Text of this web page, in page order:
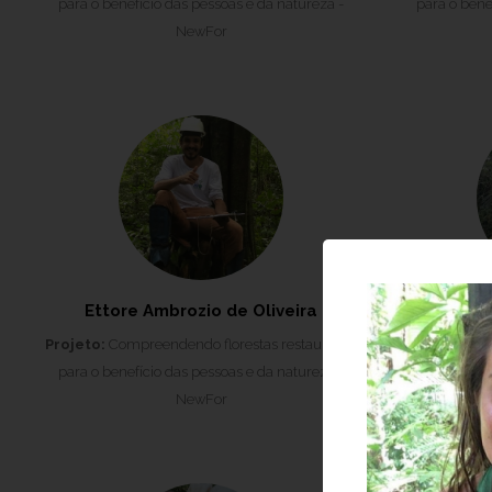
para o benefício das pessoas e da natureza -
NewFor
para o
Ettore Ambrozio de Oliveira
Projeto: Compreendendo florestas restauradas
para o benefício das pessoas e da natureza -
NewFor
Projeto:
para o